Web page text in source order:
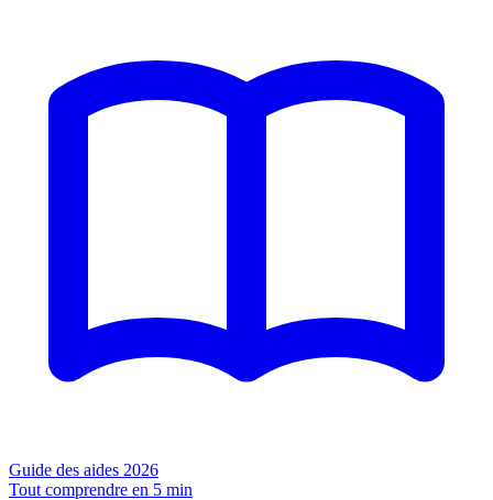
Guide des aides 2026
Tout comprendre en 5 min